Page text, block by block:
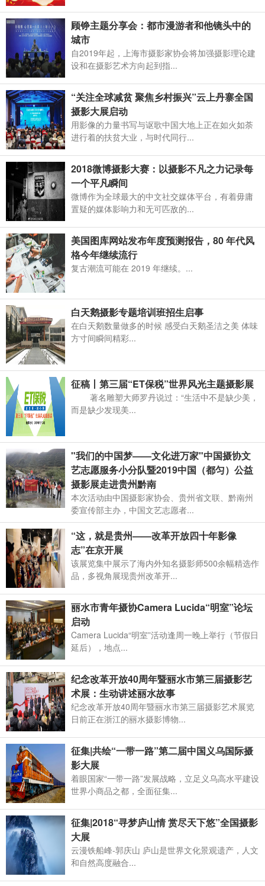
顾铮主题分享会：都市漫游者和他镜头中的
城市
自2019年起，上海市摄影家协会将加强摄影理论建
设和在摄影艺术方向起到指...
“关注全球减贫 聚焦乡村振兴”云上丹寨全国
摄影大展启动
用影像的力量书写与讴歌中国大地上正在如火如荼
进行着的扶贫大业，与时代同行...
2018微博摄影大赛：以摄影不凡之力记录每
一个平凡瞬间
微博作为全球最大的中文社交媒体平台，有着毋庸
置疑的媒体影响力和无可匹敌的...
美国图库网站发布年度预测报告，80 年代风
格今年继续流行
复古潮流可能在 2019 年继续。...
白天鹅摄影专题培训班招生启事
在白天鹅数量做多的时候 感受白天鹅圣洁之美 体味
方寸间瞬间精彩...
征稿丨第三届“ET保税”世界风光主题摄影展
著名雕塑大师罗丹说过：“生活中不是缺少美，
而是缺少发现美...
"我们的中国梦——文化进万家"中国摄协文
艺志愿服务小分队暨2019中国（都匀）公益
摄影展走进贵州黔南
本次活动由中国摄影家协会、贵州省文联、黔南州
委宣传部主办，中国文艺志愿者...
“这，就是贵州——改革开放四十年影像
志”在京开展
该展览集中展示了海内外知名摄影师500余幅精选作
品，多视角展现贵州改革开...
丽水市青年摄协Camera Lucida“明室”论坛
启动
Camera Lucida“明室”活动逢周一晚上举行（节假日
延后），地点...
纪念改革开放40周年暨丽水市第三届摄影艺
术展：生动讲述丽水故事
纪念改革开放40周年暨丽水市第三届摄影艺术展览
日前正在浙江的丽水摄影博物...
征集|共绘“一带一路”第二届中国义乌国际摄
影大展
着眼国家“一带一路”发展战略，立足义乌高水平建设
世界小商品之都，全面征集...
征集|2018“寻梦庐山情 赏尽天下悠”全国摄影
大展
云漫铁船峰-郭庆山 庐山是世界文化景观遗产，人文
和自然高度融合...